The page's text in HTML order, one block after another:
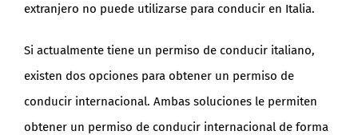
extranjero no puede utilizarse para conducir en Italia.
Si actualmente tiene un permiso de conducir italiano,
existen dos opciones para obtener un permiso de
conducir internacional. Ambas soluciones le permiten
obtener un permiso de conducir internacional de forma